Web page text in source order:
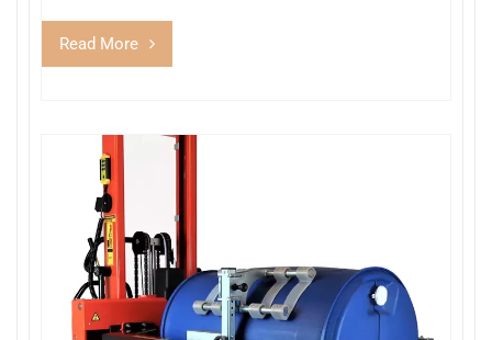
Read More